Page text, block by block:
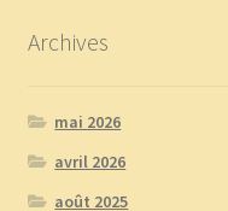
Archives
mai 2026
avril 2026
août 2025